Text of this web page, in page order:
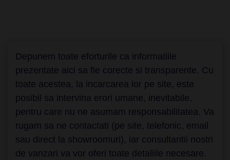
Depunem toate eforturile ca informatiile
prezentate aici sa fie corecte si transparente. Cu
toate acestea, la incarcarea lor pe site, este
posibil sa intervina erori umane, inevitabile,
pentru care nu ne asumam responsabilitatea. Va
rugam sa ne contactati (pe site, telefonic, email
sau direct la showroomuri), iar consultantii nostri
de vanzari va vor oferi toate detaliile necesare.